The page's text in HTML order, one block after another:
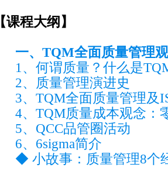
【课程大纲】
一、TQM全面质量管理
1、何谓质量？什么是
2、质量管理演进史
3、TQM全面质量管理及
4、TQM质量成本观念：
5、QCC品管圈活动
6、6sigma简介
◆ 小故事：质量管理8个